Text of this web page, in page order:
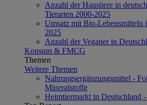
Anzahl der Haustiere in
Tierarten 2000-2025
Umsatz mit Bio-Lebensmitteln
2025
Anzahl der Veganer in
Konsum & FMCG
Themen
Weitere Themen
Nahrungsergänzungsmittel -
Mineralstoffe
Heimtiermarkt in Deutschland